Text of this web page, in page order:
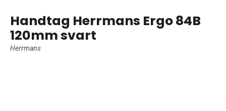
Handtag Herrmans Ergo 84B
120mm svart
Herrmans